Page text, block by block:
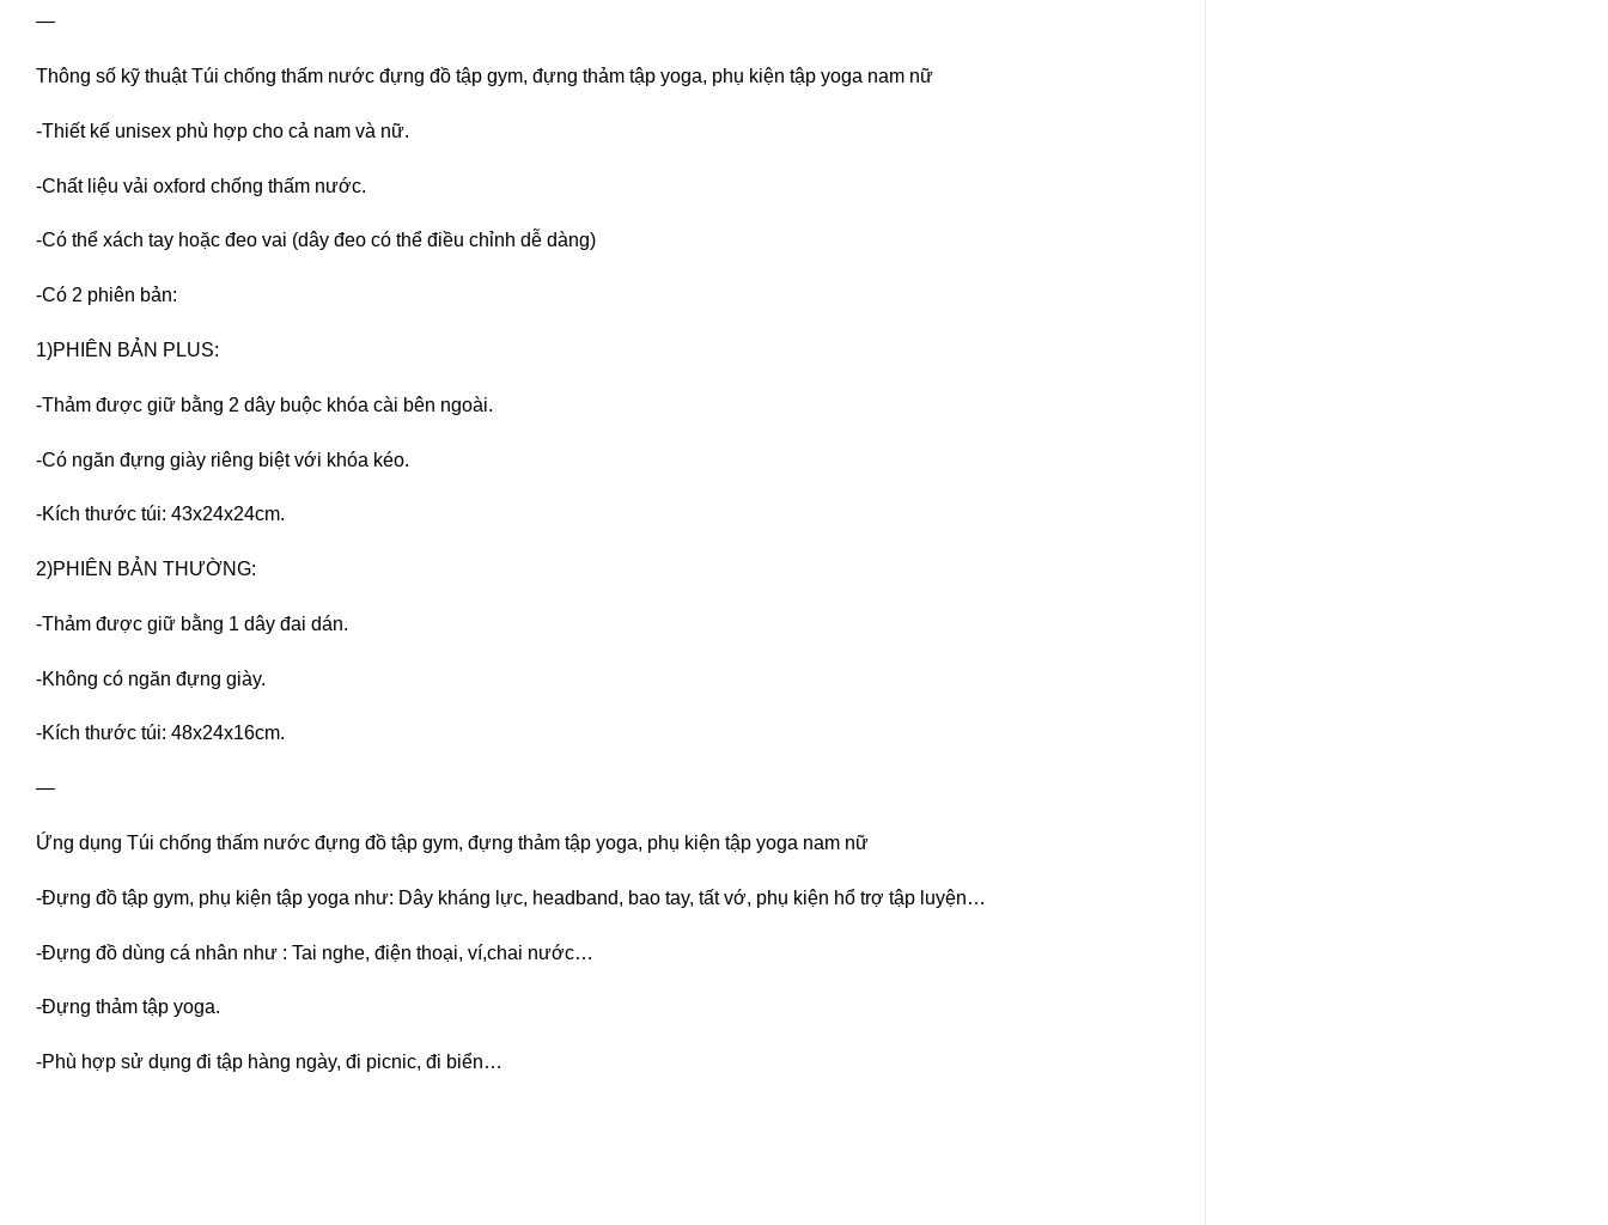
—
Thông số kỹ thuật Túi chống thấm nước đựng đồ tập gym, đựng thảm tập yoga, phụ kiện tập yoga nam nữ
-Thiết kế unisex phù hợp cho cả nam và nữ.
-Chất liệu vải oxford chống thấm nước.
-Có thể xách tay hoặc đeo vai (dây đeo có thể điều chỉnh dễ dàng)
-Có 2 phiên bản:
1)PHIÊN BẢN PLUS:
-Thảm được giữ bằng 2 dây buộc khóa cài bên ngoài.
-Có ngăn đựng giày riêng biệt với khóa kéo.
-Kích thước túi: 43x24x24cm.
2)PHIÊN BẢN THƯỜNG:
-Thảm được giữ bằng 1 dây đai dán.
-Không có ngăn đựng giày.
-Kích thước túi: 48x24x16cm.
—
Ứng dụng Túi chống thấm nước đựng đồ tập gym, đựng thảm tập yoga, phụ kiện tập yoga nam nữ
-Đựng đồ tập gym, phụ kiện tập yoga như: Dây kháng lực, headband, bao tay, tất vớ, phụ kiện hổ trợ tập luyện…
-Đựng đồ dùng cá nhân như : Tai nghe, điện thoại, ví,chai nước…
-Đựng thảm tập yoga.
-Phù hợp sử dụng đi tập hàng ngày, đi picnic, đi biển…